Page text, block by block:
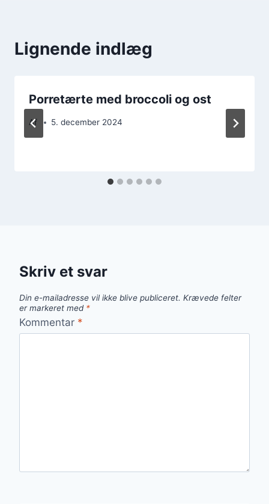
Lignende indlæg
Porretærte med broccoli og ost
Af 5. december 2024
Skriv et svar
Din e-mailadresse vil ikke blive publiceret. Krævede felter
er markeret med *
Kommentar *